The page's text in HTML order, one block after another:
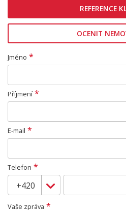
REFERENCE
OCENIT
Jméno *
Příjmení *
E-mail *
Telefon *
Vaše zpráva *